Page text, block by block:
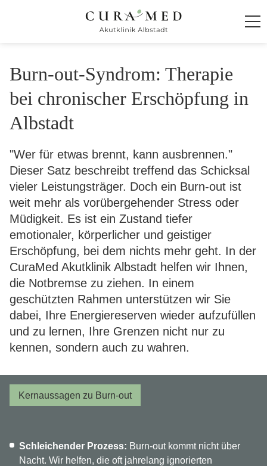
Klinik
Behandlung und Therapie
Ambiente
Kontakt und Anmeldung
Für Zuweiser
CuraMedKlinikgruppe
Karriere
Burn-out-Syndrom: Therapie
bei chronischer Erschöpfung in
Albstadt
"Wer für etwas brennt, kann ausbrennen."
Dieser Satz beschreibt treffend das Schicksal
vieler Leistungsträger. Doch ein Burn-out ist
weit mehr als vorübergehender Stress oder
Müdigkeit. Es ist ein Zustand tiefer
emotionaler, körperlicher und geistiger
Erschöpfung, bei dem nichts mehr geht. In der
CuraMed Akutklinik Albstadt helfen wir Ihnen,
die Notbremse zu ziehen. In einem
geschützten Rahmen unterstützen wir Sie
dabei, Ihre Energiereserven wieder aufzufüllen
und zu lernen, Ihre Grenzen nicht nur zu
kennen, sondern auch zu wahren.
Kernaussagen zu Burn-out
Schleichender Prozess: Burn-out kommt nicht über
Nacht. Wir helfen, die oft jahrelang ignorierten